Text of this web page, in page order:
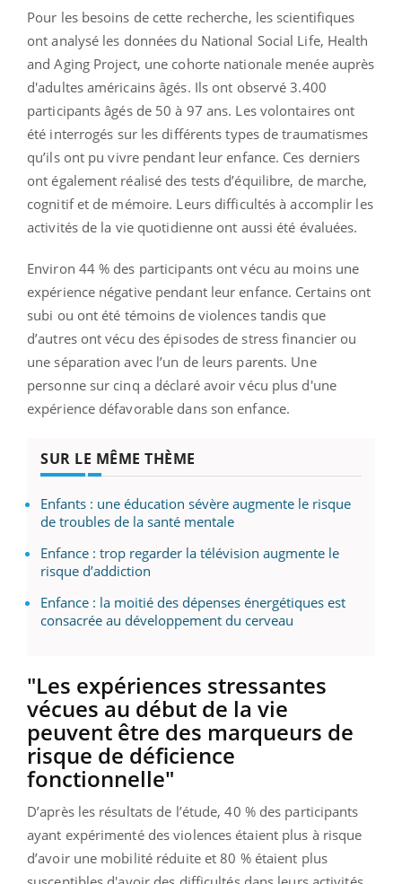
Pour les besoins de cette recherche, les scientifiques
ont analysé les données du National Social Life, Health
and Aging Project, une cohorte nationale menée auprès
d'adultes américains âgés. Ils ont observé 3.400
participants âgés de 50 à 97 ans. Les volontaires ont
été interrogés sur les différents types de traumatismes
qu’ils ont pu vivre pendant leur enfance. Ces derniers
ont également réalisé des tests d’équilibre, de marche,
cognitif et de mémoire. Leurs difficultés à accomplir les
activités de la vie quotidienne ont aussi été évaluées.
Environ 44 % des participants ont vécu au moins une
expérience négative pendant leur enfance. Certains ont
subi ou ont été témoins de violences tandis que
d’autres ont vécu des épisodes de stress financier ou
une séparation avec l’un de leurs parents. Une
personne sur cinq a déclaré avoir vécu plus d'une
expérience défavorable dans son enfance.
SUR LE MÊME THÈME
Enfants : une éducation sévère augmente le risque
de troubles de la santé mentale
Enfance : trop regarder la télévision augmente le
risque d’addiction
Enfance : la moitié des dépenses énergétiques est
consacrée au développement du cerveau
"Les expériences stressantes
vécues au début de la vie
peuvent être des marqueurs de
risque de déficience
fonctionnelle"
D’après les résultats de l’étude, 40 % des participants
ayant expérimenté des violences étaient plus à risque
d’avoir une mobilité réduite et 80 % étaient plus